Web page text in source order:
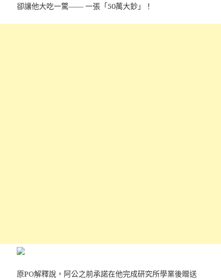
卻讓他大吃一驚—— 一張「50萬大鈔」！
原PO解釋說，阿公之前承諾在他完成研究所學業後贈送